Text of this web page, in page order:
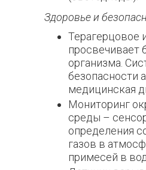
Здоровье и
Терагерцовое
просвечивает
организма.
безопасности
медицинская
Мониторинг
среды –
определения
газов в
примесей в